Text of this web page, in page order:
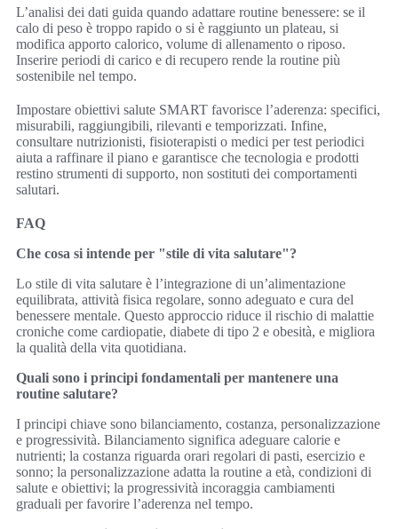
L’analisi dei dati guida quando adattare routine benessere: se il
calo di peso è troppo rapido o si è raggiunto un plateau, si
modifica apporto calorico, volume di allenamento o riposo.
Inserire periodi di carico e di recupero rende la routine più
sostenibile nel tempo.
Impostare obiettivi salute SMART favorisce l’aderenza: specifici,
misurabili, raggiungibili, rilevanti e temporizzati. Infine,
consultare nutrizionisti, fisioterapisti o medici per test periodici
aiuta a raffinare il piano e garantisce che tecnologia e prodotti
restino strumenti di supporto, non sostituti dei comportamenti
salutari.
FAQ
Che cosa si intende per "stile di vita salutare"?
Lo stile di vita salutare è l’integrazione di un’alimentazione
equilibrata, attività fisica regolare, sonno adeguato e cura del
benessere mentale. Questo approccio riduce il rischio di malattie
croniche come cardiopatie, diabete di tipo 2 e obesità, e migliora
la qualità della vita quotidiana.
Quali sono i principi fondamentali per mantenere una
routine salutare?
I principi chiave sono bilanciamento, costanza, personalizzazione
e progressività. Bilanciamento significa adeguare calorie e
nutrienti; la costanza riguarda orari regolari di pasti, esercizio e
sonno; la personalizzazione adatta la routine a età, condizioni di
salute e obiettivi; la progressività incoraggia cambiamenti
graduali per favorire l’aderenza nel tempo.